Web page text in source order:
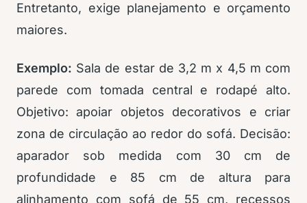
Entretanto, exige planejamento e orçamento
maiores.
Exemplo: Sala de estar de 3,2 m x 4,5 m com
parede com tomada central e rodapé alto.
Objetivo: apoiar objetos decorativos e criar
zona de circulação ao redor do sofá. Decisão:
aparador sob medida com 30 cm de
profundidade e 85 cm de altura para
alinhamento com sofá de 55 cm, recessos